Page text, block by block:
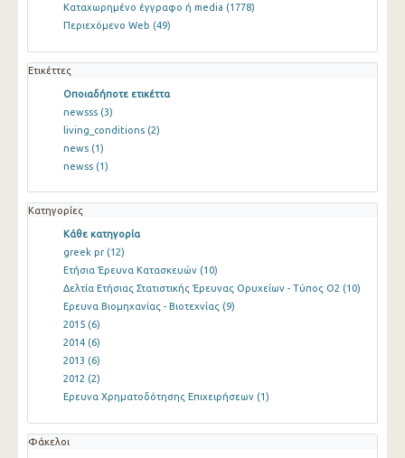
Καταχωρημένο έγγραφο ή media (1778)
Περιεχόμενο Web (49)
Ετικέττες
Οποιαδήποτε ετικέττα
newsss (3)
living_conditions (2)
news (1)
newss (1)
Κατηγορίες
Κάθε κατηγορία
greek pr (12)
Ετήσια Έρευνα Κατασκευών (10)
Δελτία Ετήσιας Στατιστικής Έρευνας Ορυχείων - Τύπος Ο2 (10)
Ερευνα Βιομηχανίας - Βιοτεχνίας (9)
2015 (6)
2014 (6)
2013 (6)
2012 (2)
Ερευνα Χρηματοδότησης Επιχειρήσεων (1)
Φάκελοι